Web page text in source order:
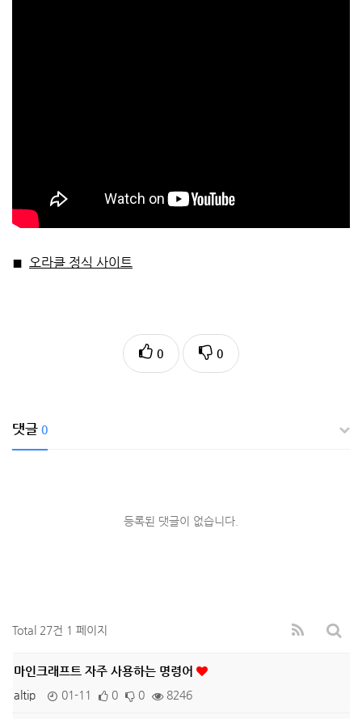
■ 오라클 정식 사이트
0 0
댓글 0
등록된 댓글이 없습니다.
Total 27건 1 페이지
마인크래프트 자주 사용하는 명령어
altip 01-11 0 0 8246